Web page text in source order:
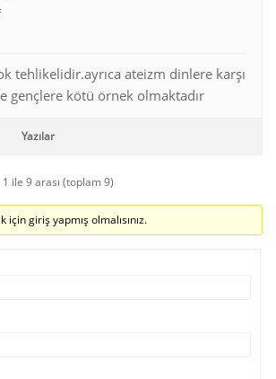
tehlikelidir.ayrıca ateizm dinlere karşı
gençlere kötü örnek olmaktadır
Yazılar
ile 9 arası (toplam 9)
için giriş yapmış olmalısınız.